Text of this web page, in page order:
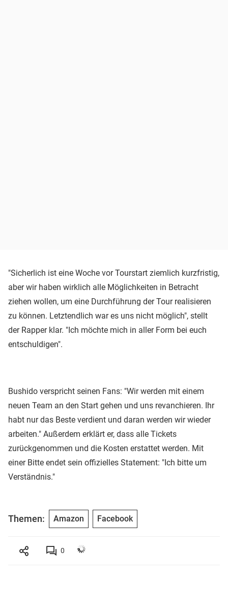
"Sicherlich ist eine Woche vor Tourstart ziemlich kurzfristig,
aber wir haben wirklich alle Möglichkeiten in Betracht
ziehen wollen, um eine Durchführung der Tour realisieren
zu können. Letztendlich war es uns nicht möglich", stellt
der Rapper klar. "Ich möchte mich in aller Form bei euch
entschuldigen".
Bushido verspricht seinen Fans: "Wir werden mit einem
neuen Team an den Start gehen und uns revanchieren. Ihr
habt nur das Beste verdient und daran werden wir wieder
arbeiten." Außerdem erklärt er, dass alle Tickets
zurückgenommen und die Kosten erstattet werden. Mit
einer Bitte endet sein offizielles Statement: "Ich bitte um
Verständnis."
Themen: Amazon Facebook
0